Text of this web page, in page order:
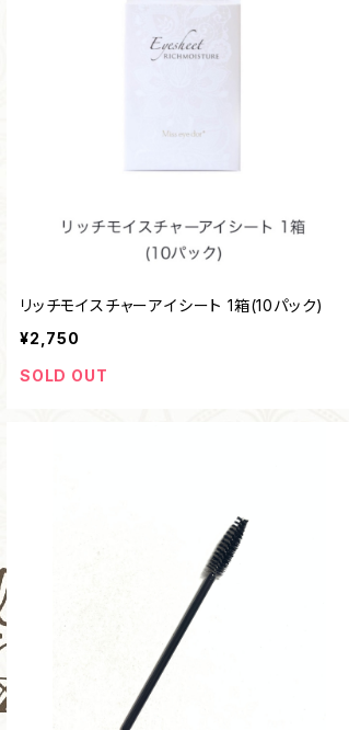
リッチモイスチャーアイシート 1箱(10パック)
¥2,750
SOLD OUT